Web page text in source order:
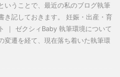
いうことで、最近の私のブログ執筆
き記しておきます。 妊娠・出産・育
｜ ゼクシィBaby 執筆環境について
変遷を経て、現在落ち着いた執筆環